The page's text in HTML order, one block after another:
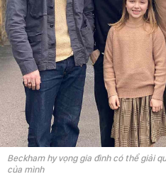
Beckham hy vọng gia đình có thể giải
của mình